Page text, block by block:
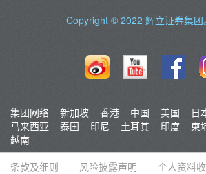
Copyright © 2022 辉立证券集团
集团网络 新加坡 香港 中国 美国 日
马来西亚
泰国 印尼 土耳其 印度 柬
越南
条款及细则
风险披露声明 个人资料